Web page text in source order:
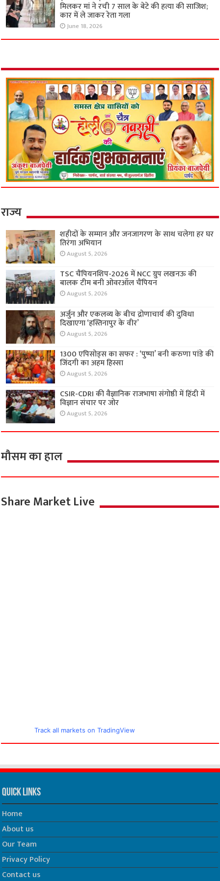
मिलकर मां ने रची 7 साल के बेटे की हत्या की साजिश;
कार में ले जाकर रेता गला
June 18, 2026
राज्य
शहीदों के सम्मान और जनजागरण के साथ चलेगा हर घर
तिरंगा अभियान
August 5, 2026
TSC चैंपियनशिप-2026 में NCC ग्रुप लखनऊ की
बालक टीम बनी ओवरऑल चैंपियन
August 5, 2026
अर्जुन और एकलव्य के बीच द्रोणाचार्य की दुविधा
दिखाएगा ‘हस्तिनापुर के वीर’
August 5, 2026
1300 एपिसोड्स का सफर : ‘पुष्पा’ बनी करुणा पांडे की
जिंदगी का अहम हिस्सा
August 5, 2026
CSIR-CDRI की वैज्ञानिक राजभाषा संगोष्ठी में हिंदी में
विज्ञान संचार पर जोर
August 5, 2026
मौसम का हाल
Share Market Live
Track all markets on TradingView
Quick Links
Home
About us
Our Team
Privacy Policy
Contact us